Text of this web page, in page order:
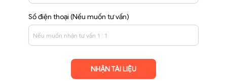
Số điện thoại (Nếu muốn tư vấn)